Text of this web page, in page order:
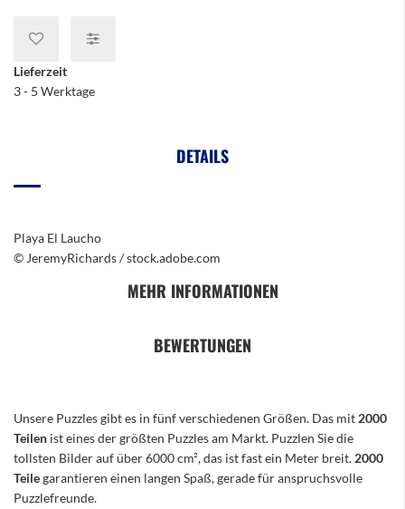
Lieferzeit
3 - 5 Werktage
DETAILS
Playa El Laucho
© JeremyRichards / stock.adobe.com
MEHR INFORMATIONEN
BEWERTUNGEN
Unsere Puzzles gibt es in fünf verschiedenen Größen. Das mit 2000
Teilen ist eines der größten Puzzles am Markt. Puzzlen Sie die
tollsten Bilder auf über 6000 cm², das ist fast ein Meter breit. 2000
Teilegarantieren einen langen Spaß, gerade für anspruchsvolle
Puzzlefreunde.